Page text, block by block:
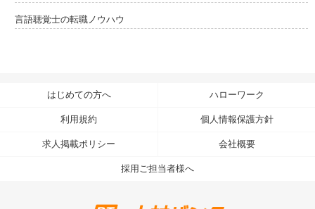
言語聴覚士の転職ノウハウ
はじめての方へ ハローワーク
利用規約 個人情報保護方針
求人掲載ポリシー 会社概要
採用ご担当者様へ